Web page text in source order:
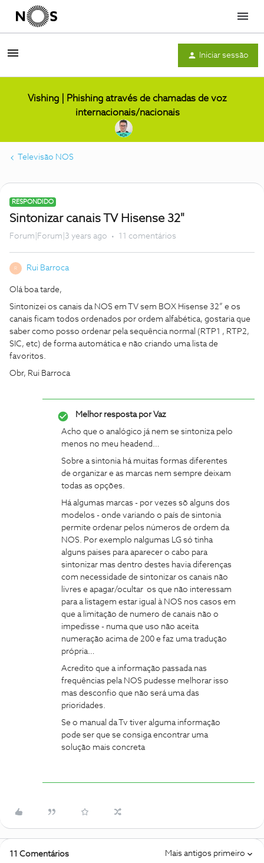
Menu
Iniciar sessão
Vishing | Phishing através de chamadas de voz
internacionais/nacionais
Televisão NOS
RESPONDIDO
Sintonizar canais TV Hisense 32"
Forum|Forum|3 years ago 11 comentários
R Rui Barroca
Olá boa tarde,
Sintonizei os canais da NOS em TV sem BOX Hisense 32” e os
canais ficam todos ordenados por ordem alfabética, gostaria que
saber como posso ordenar pela sequência normal (RTP1 , RTP2,
SIC, etc) de forma automática e não criando uma lista de
favoritos.
Obr, Rui Barroca
Melhor resposta porVaz
Acho que o analógico já nem se sintoniza pelo
menos no meu headend…
Sobre a sintonia há muitas formas diferentes
de organizar e as marcas nem sempre deixam
todas as opções.
Há algumas marcas - por vezes sõ alguns dos
modelos - onde variando o país de sintonia
permite ordenar pelos números de ordem da
NOS. Por exemplo nalgumas LG só tinha
alguns paises para aparecer o cabo para
sintonizar mas dentro destes havia diferenças
com necessidade de sintonizar os canais não
livres e apagar/ocultar os que não interessam
para a listagem estar igual à NOS nos casos em
que a limitação de numero de canais não o
impedisse - numa que uso não aceita
numeração acima de 200 e faz uma tradução
própria…
Acredito que a informação passada nas
frequências pela NOS pudesse melhorar isso
mas desconfio que não será uma das
prioridades.
Se o manual da Tv tiver alguma informação
pode ser que se consiga encontrar uma
solução mais concreta
11 Comentários Mais antigos primeiro